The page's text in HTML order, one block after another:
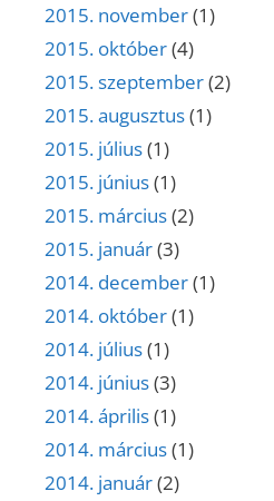
2015. november(1)
2015. október(4)
2015. szeptember(2)
2015. augusztus(1)
2015. július(1)
2015. június(1)
2015. március(2)
2015. január(3)
2014. december(1)
2014. október(1)
2014. július(1)
2014. június(3)
2014. április(1)
2014. március(1)
2014. január(2)